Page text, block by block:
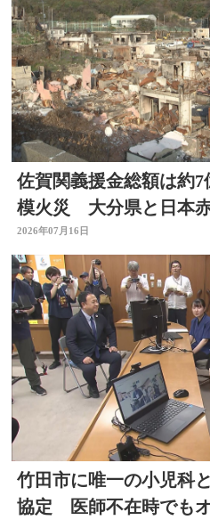
佐賀関義援金総額は約
模火災 大分県と日本
受付
2026年07月16日
竹田市に唯一の小児科
協定 医師不在時でも